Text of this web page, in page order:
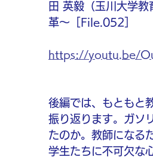
田 英毅（玉川大学
革〜［File.052］
https://youtu.be/
後編では、もともと
振り返ります。ガソ
たのか。教師になる
学生たちに不可欠な